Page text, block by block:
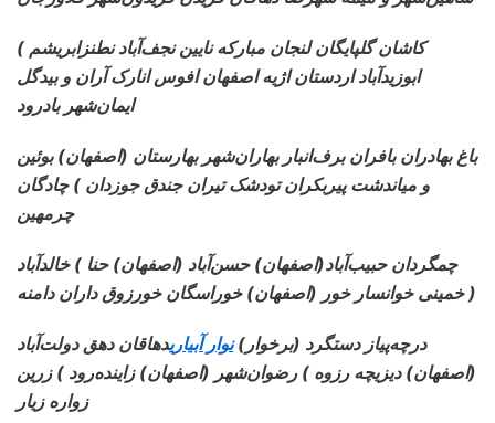
کاشان گلپایگان لنجان مبارکه نایین نجف‌آباد نطنزابریشم )
ابوزیدآباد اردستان اژیه اصفهان افوس انارک آران و بیدگل
ایمان‌شهر بادرود
باغ بهادران بافران برف‌انبار بهاران‌شهر بهارستان (اصفهان) بوئین
و میاندشت پیربکران تودشک تیران جندق جوزدان ) چادگان
چرمهین
چمگردان حبیب‌آباد(اصفهان) حسن‌آباد (اصفهان) حنا ) خالدآباد
خمینی خوانسار خور (اصفهان) خوراسگان خورزوق داران دامنه )
درچه‌پیاز دستگرد (برخوار)نوار آبیاریدهاقان دهق دولت‌آباد
(اصفهان) دیزیچه رزوه ) رضوان‌شهر (اصفهان) زاینده‌رود ) زرین
زواره زیار